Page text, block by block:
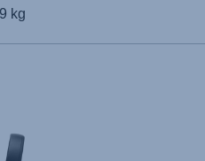
kg